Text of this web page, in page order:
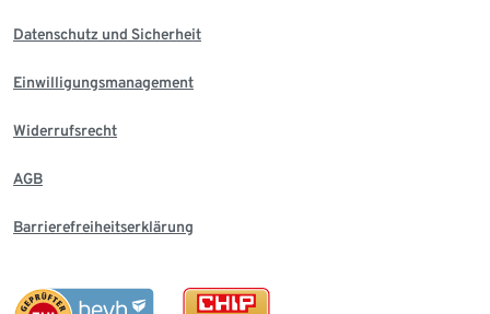
Datenschutz und Sicherheit
Einwilligungsmanagement
Widerrufsrecht
AGB
Barrierefreiheitserklärung